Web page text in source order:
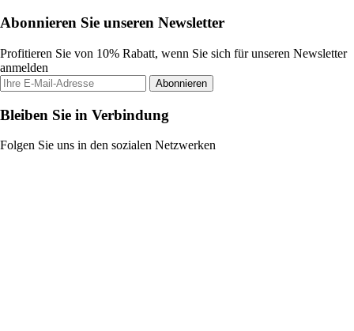
Abonnieren Sie unseren Newsletter
Profitieren Sie von 10% Rabatt, wenn Sie sich für unseren Newsletter
anmelden
Abonnieren
Bleiben Sie in Verbindung
Folgen Sie uns in den sozialen Netzwerken